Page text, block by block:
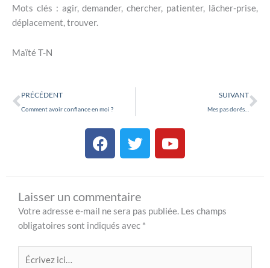
Mots clés : agir, demander, chercher, patienter, lâcher-prise,
déplacement, trouver.
Maïté T-N
Précédent
PRÉCÉDENT
Comment avoir confiance en moi ?
SUIVANT
Mes pas dorés…
F
a
b
o
o
T
w
t
e
r
Y
o
b
Laisser un commentaire
Votre adresse e-mail ne sera pas publiée. Les champs
obligatoires sont indiqués avec *
Écrivez